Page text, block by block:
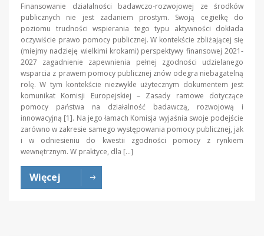
Finansowanie działalności badawczo-rozwojowej ze środków
publicznych nie jest zadaniem prostym. Swoją cegiełkę do
poziomu trudności wspierania tego typu aktywności dokłada
oczywiście prawo pomocy publicznej. W kontekście zbliżającej się
(miejmy nadzieję wielkimi krokami) perspektywy finansowej 2021-
2027 zagadnienie zapewnienia pełnej zgodności udzielanego
wsparcia z prawem pomocy publicznej znów odegra niebagatelną
rolę. W tym kontekście niezwykle użytecznym dokumentem jest
komunikat Komisji Europejskiej – Zasady ramowe dotyczące
pomocy państwa na działalność badawczą, rozwojową i
innowacyjną [1]. Na jego łamach Komisja wyjaśnia swoje podejście
zarówno w zakresie samego występowania pomocy publicznej, jak
i w odniesieniu do kwestii zgodności pomocy z rynkiem
wewnętrznym. W praktyce, dla […]
Więcej